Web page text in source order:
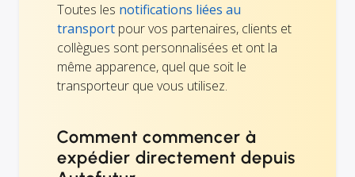
Toutes les notifications liées au
transport pour vos partenaires, clients et
collègues sont personnalisées et ont la
même apparence, quel que soit le
transporteur que vous utilisez.
Comment commencer à
expédier directement depuis